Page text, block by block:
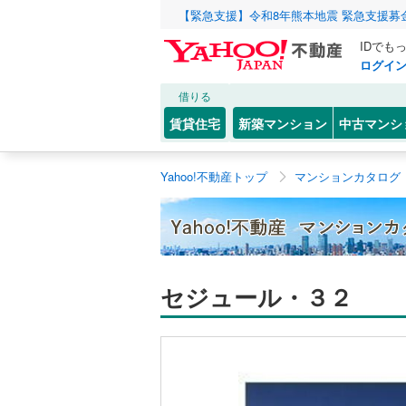
【緊急支援】令和8年熊本地震 緊急支援
IDでも
ログイン
借りる
賃貸住宅 新築マンション 中古マンシ
Yahoo!不動産トップ マンションカタログ
セジュール・３２